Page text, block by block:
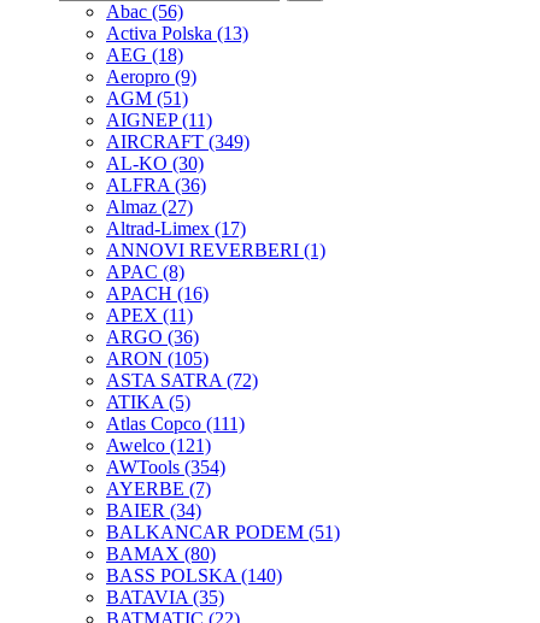
Abac (56)
Activa Polska (13)
AEG (18)
Aeropro (9)
AGM (51)
AIGNEP(11)
AIRCRAFT (349)
AL-KO (30)
ALFRA (36)
Almaz (27)
Altrad-Limex (17)
ANNOVI REVERBERI (1)
APAC (8)
APACH (16)
APEX (11)
ARGO (36)
ARON (105)
ASTA SATRA (72)
ATIKA (5)
Atlas Copco (111)
Awelco (121)
AWTools (354)
AYERBE (7)
BAIER (34)
BALKANCAR PODEM (51)
BAMAX (80)
BASS POLSKA (140)
BATAVIA (35)
BATMATIC (22)